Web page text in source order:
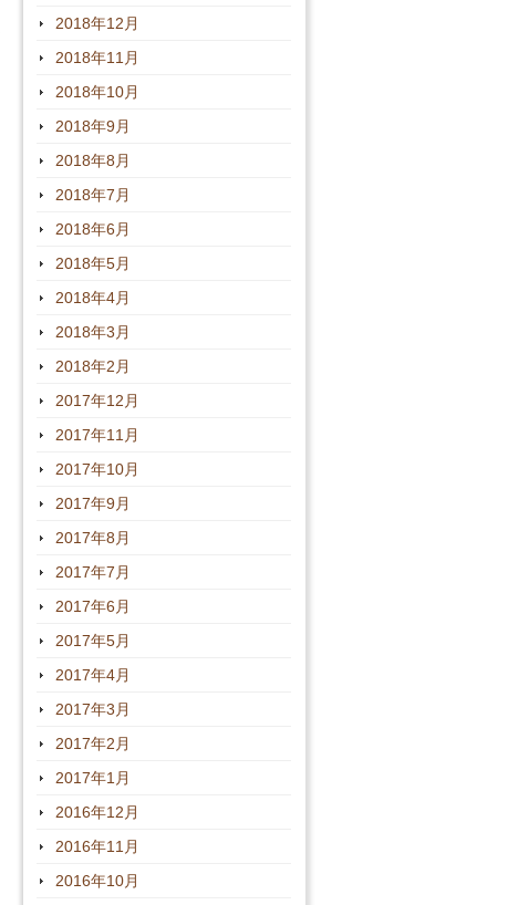
2018年12月
2018年11月
2018年10月
2018年9月
2018年8月
2018年7月
2018年6月
2018年5月
2018年4月
2018年3月
2018年2月
2017年12月
2017年11月
2017年10月
2017年9月
2017年8月
2017年7月
2017年6月
2017年5月
2017年4月
2017年3月
2017年2月
2017年1月
2016年12月
2016年11月
2016年10月